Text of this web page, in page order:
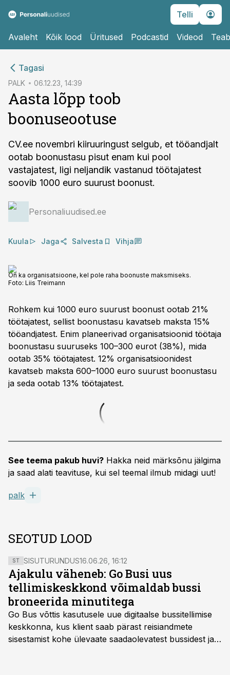
Telli
Avaleht Kõik lood Üritused Podcastid Videod
Tagasi
PALK 06.12.23, 14:39
Aasta lõpp toob
boonuseootuse
CV.ee novembri kiiruuringust selgub, et tööandjalt
ootab boonustasu pisut enam kui pool
vastajatest, ligi neljandik vastanud töötajatest
soovib 1000 euro suurust boonust.
Personaliuudised.ee
Kuula Jaga Salvesta Vihja
On ka organisatsioone, kel pole raha boonuste maksmiseks.
Foto: Liis Treimann
Rohkem kui 1000 euro suurust boonust ootab 21%
töötajatest, sellist boonustasu kavatseb maksta 15%
tööandjatest. Enim planeerivad organisatsioonid töötaja
boonustasu suuruseks 100–300 eurot (38%), mida
ootab 35% töötajatest. 12% organisatsioonidest
kavatseb maksta 600–1000 euro suurust boonustasu
ja seda ootab 13% töötajatest.
See teema pakub huvi? Hakka neid märksõnu jälgima
ja saad alati teavituse, kui sel teemal ilmub midagi uut!
palk
SEOTUD LOOD
ST SISUTURUNDUS16.06.26, 16:12
Ajakulu väheneb: Go Busi uus
tellimiskeskkond võimaldab bussi
broneerida minutitega
Go Bus võttis kasutusele uue digitaalse bussitellimise
keskkonna, kus klient saab pärast reisiandmete
sisestamist kohe ülevaate saadaolevatest bussidest ja